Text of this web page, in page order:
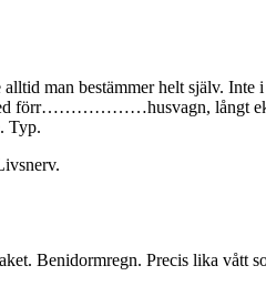
man bestämmer helt själv. Inte
förr………………husvagn, långt
Typ.
Benidormregn. Precis lika vått